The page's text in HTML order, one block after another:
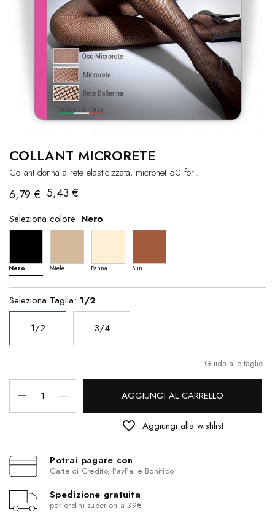
COLLANT MICRORETE
Collant donna a rete elasticizzata, micronet 60 fori.
6,79 € 5,43 €
Seleziona colore: Nero
Nero Miele Panna Sun
Seleziona Taglia: 1/2
1/2 3/4
Guida alle taglie
AGGIUNGI AL CARRELLO
favorite_border Aggiungi alla wishlist
Potrai pagare con
Carte di Credito, PayPal e Bonifico
Spedizione gratuita
per ordini superiori a 39€